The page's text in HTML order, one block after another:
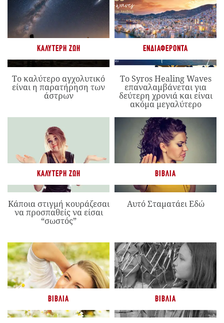
ΚΑΛΎΤΕΡΗ ΖΩΉ
Το καλύτερο αγχολυτικό
είναι η παρατήρηση των
άστρων
ΕΝΔΙΑΦΈΡΟΝΤΑ
Το Syros Healing Waves
επαναλαμβάνεται για
δεύτερη χρονιά και είναι
ακόμα μεγαλύτερο
ΚΑΛΎΤΕΡΗ ΖΩΉ
Κάποια στιγμή κουράζεσαι
να προσπαθείς να είσαι
“σωστός”
ΒΙΒΛΊΑ
Αυτό Σταματάει Εδώ
ΒΙΒΛΊΑ ΒΙΒΛΊΑ